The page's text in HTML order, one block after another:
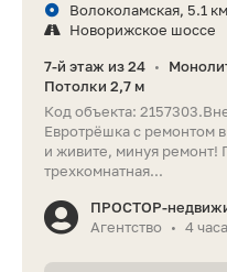
Волоколамская, 5.1 км
Новорижское шоссе
7-й этаж из 24 •
Потолки 2,7 м
Код объекта:
Евротрёшка с ремонтом
и живите, минуя ремонт!
трехкомнатная...
ПРОСТОР-
Агентство
• 4